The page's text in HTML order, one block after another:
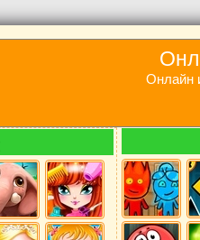
Онлайн